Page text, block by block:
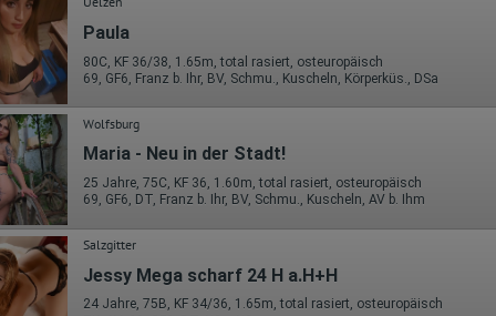
vorgeschrieben wird oder, soweit Dritte diese Daten im Auftrag von
verarbeiten. Die IP-Adresse der Nutzer wird von Google innerhalb
von Mitgliedstaaten der Europäischen Union oder in anderen
des Abkommens über den Europäischen
gekürzt, dies bedeutet, dass alle Daten anonym
werden. Nur in Ausnahmefällen wird die volle IP-Adresse an
Server von Google in den USA übertragen und dort gekürzt. Die von
Browser des Nutzers übermittelte IP-Adresse wird nicht mit anderen
von Google zusammengeführt.
Informationen zum Besucherverhalten sind folgende:
Herkunft (Land und Stadt)
Sprache
Betriebssystem
Gerät (PC, Tablet-PC oder Smartphone)
Browser und alle verwendeten Add-ons
Paula
80C, KF 36/38, 1.65m, total rasiert, osteuropäisch
69, GF6, Franz b. Ihr, BV, Schmu., Kuscheln, Körperküs., DSa
Wolfsburg
Maria - Neu in der Stadt!
25 Jahre, 75C, KF 36, 1.60m, total rasiert, osteuropäisch
69, GF6, DT, Franz b. Ihr, BV, Schmu., Kuscheln, AV b. Ihm
Salzgitter
Jessy Mega scharf 24 H a.H+H
24 Jahre, 75B, KF 34/36, 1.65m, total rasiert, osteuropäisch